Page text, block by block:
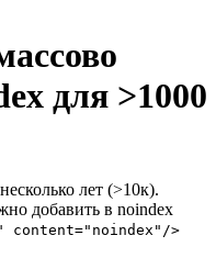
для >1000
лет (>10к).
добавить в noindex
content="noindex"/>